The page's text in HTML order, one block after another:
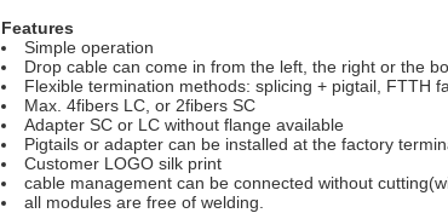
Features
Simple operation
Drop cable can come in from the left, the right or the
Flexible termination methods: splicing + pigtail, FTTH
Max. 4fibers LC, or 2fibers SC
Adapter SC or LC without flange available
Pigtails or adapter can be installed at the factory
Customer LOGO silk print
cable management can be connected without
all modules are free of welding.